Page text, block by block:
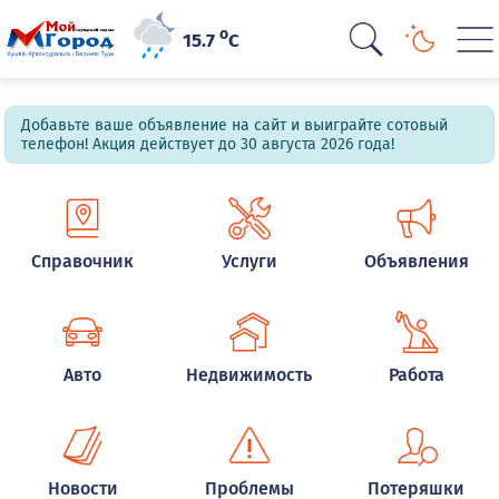
15.7oC
Добавьте ваше объявление на сайт и выиграйте сотовый
телефон! Акция действует до 30 августа 2026 года!
Справочник Услуги Объявления
Авто Недвижимость Работа
Новости Проблемы Потеряшки